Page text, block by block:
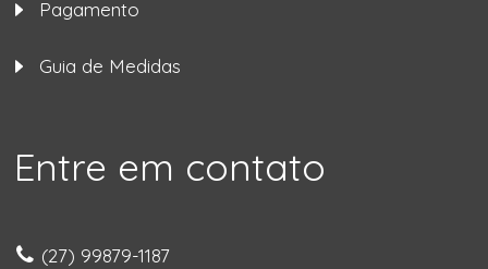
Pagamento
Guia de Medidas
Entre em contato
(27) 99879-1187